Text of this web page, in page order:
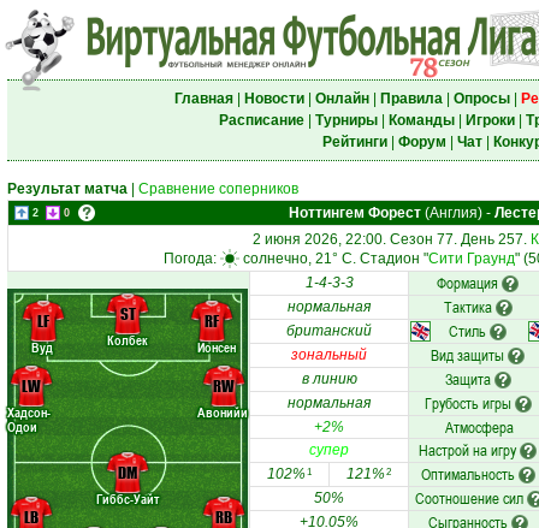
Главная| Новости| Онлайн| Правила| Опросы|
Расписание| Турниры| Команды| Игроки|
Рейтинги| Форум Чат|
Результат матча Сравнение соперников
2 0 Ноттингем Форест (Англия) -
2 июня 2026, 22:00. Сезон 77. День 257.
Погода:
солнечно, 21° C. Стадион "Сити Граунд"
Хадсон-
Одои
Гиббс-Уайт
Авонийи
Вуд Колбек Йонсен
LB
RB
LW
DM
RW
LF ST RF
1-4-3-3 Формация
нормальная Тактика
британский Стиль
зональный Вид защиты
в линию Защита
нормальная Грубость игры
+2% Атмосфера
супер Настрой на игру
102%1 121%2 Оптимальность
50% Соотношение сил
+10.05% Сыгранность